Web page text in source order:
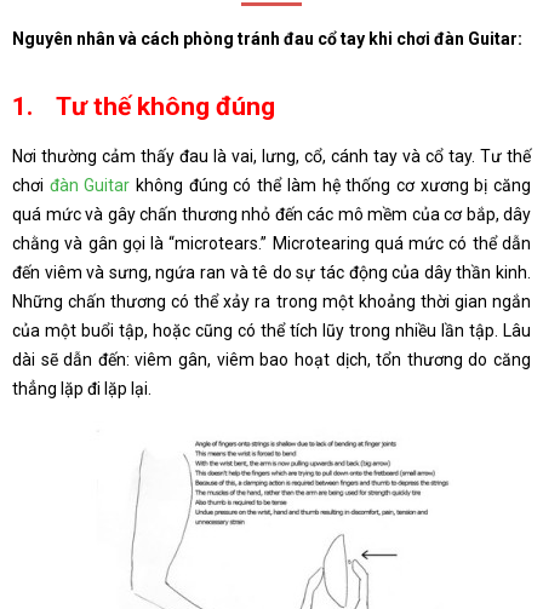
Nguyên nhân và cách phòng tránh đau cổ tay khi chơi đàn Guitar:
1. Tư thế không đúng
Nơi thường cảm thấy đau là vai, lưng, cổ, cánh tay và cổ tay. Tư thế
chơi đàn Guitar không đúng có thể làm hệ thống cơ xương bị căng
quá mức và gây chấn thương nhỏ đến các mô mềm của cơ bắp, dây
chằng và gân gọi là “microtears.” Microtearing quá mức có thể dẫn
đến viêm và sưng, ngứa ran và tê do sự tác động của dây thần kinh.
Những chấn thương có thể xảy ra trong một khoảng thời gian ngắn
của một buổi tập, hoặc cũng có thể tích lũy trong nhiều lần tập. Lâu
dài sẽ dẫn đến: viêm gân, viêm bao hoạt dịch, tổn thương do căng
thẳng lặp đi lặp lại.